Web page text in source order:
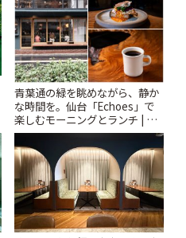
青葉通の緑を眺めながら、静か
な時間を。仙台「Echoes」で
楽しむモーニングとランチ | こ
とりっぷ